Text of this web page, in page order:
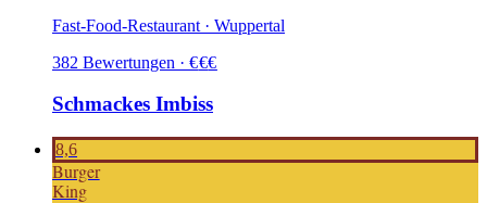
Fast-Food-Restaurant · Wuppertal
382 Bewertungen · €€€
Schmackes Imbiss
8,6
Burger
King